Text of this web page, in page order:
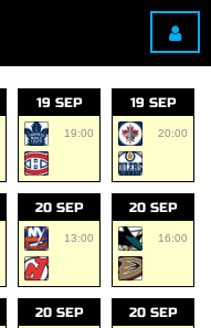
19 SEP
19:00
19 SEP
20:00
20 SEP
13:00
20 SEP
16:00
20 SEP 20 SEP